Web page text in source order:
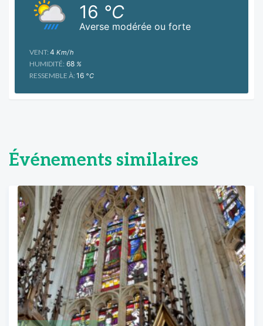
Averse modérée ou forte
16 °C
VENT: 4 Km/h
HUMIDITÉ: 68 %
RESSEMBLE À: 16 °C
Événements similaires